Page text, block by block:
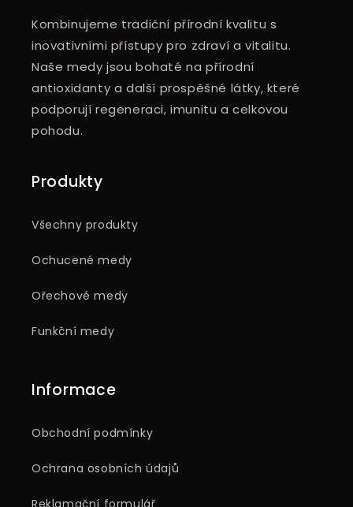
Kombinujeme tradiční přírodní kvalitu s
inovativními přístupy pro zdraví a vitalitu.
Naše medy jsou bohaté na přírodní
antioxidanty a další prospěšné látky, které
podporují regeneraci, imunitu a celkovou
pohodu.
Produkty
Všechny produkty
Ochucené medy
Ořechové medy
Funkční medy
Informace
Obchodní podmínky
Ochrana osobních údajů